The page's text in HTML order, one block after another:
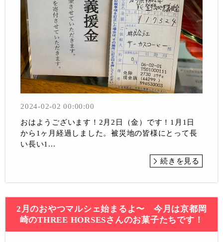
2024-02-02 00:00:00
おはようございます！2月2日（金）です！1月1日
から1ヶ月経過しました。被災地の皆様にとって長
い長い1...
続きを見る
2月のおやつマルシェ始まるよ〜 今月は京都岡
崎のTHREE HORSESさんのお菓子たちです！